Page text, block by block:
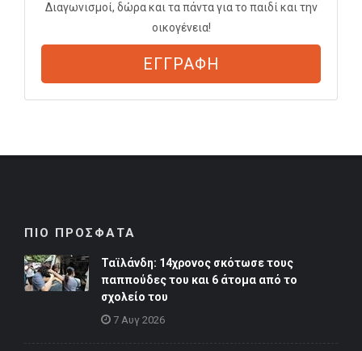
Διαγωνισμοί, δώρα και τα πάντα για το παιδί και την
οικογένεια!
ΕΓΓΡΑΦΗ
ΠΙΟ ΠΡΟΣΦΑΤΑ
Ταϊλάνδη: 14χρονος σκότωσε τους
παππούδες του και 6 άτομα από το
σχολείο του
7 Αυγ 2026